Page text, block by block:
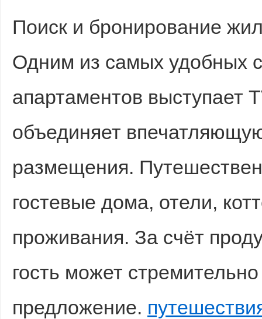
Поиск и бронирование
Одним из самых удобных
апартаментов выступает
объединяет
размещения.
гостевые дома, отели,
проживания. За счёт
гость может
предложение.